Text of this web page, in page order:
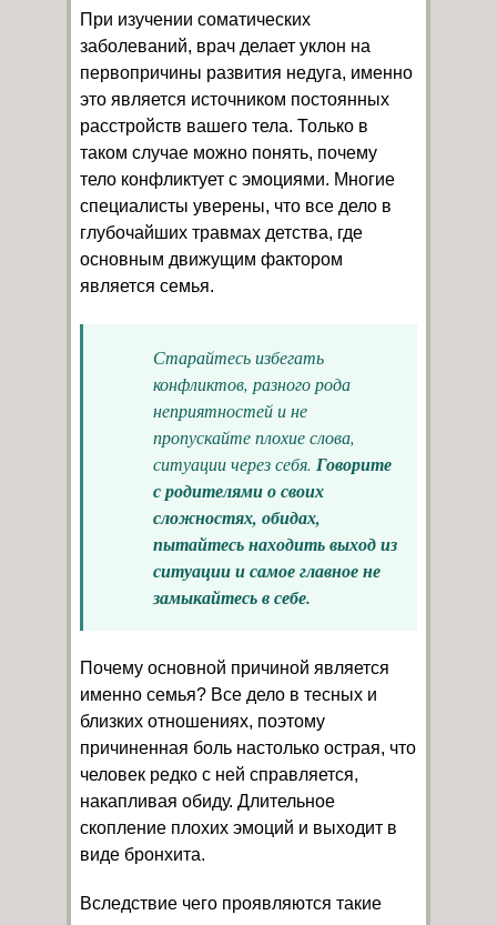
При изучении соматических
заболеваний, врач делает уклон на
первопричины развития недуга, именно
это является источником постоянных
расстройств вашего тела. Только в
таком случае можно понять, почему
тело конфликтует с эмоциями. Многие
специалисты уверены, что все дело в
глубочайших травмах детства, где
основным движущим фактором
является семья.
Старайтесь избегать
конфликтов, разного рода
неприятностей и не
пропускайте плохие слова,
ситуации через себя. Говорите
с родителями о своих
сложностях, обидах,
пытайтесь находить выход из
ситуации и самое главное не
замыкайтесь в себе.
Почему основной причиной является
именно семья? Все дело в тесных и
близких отношениях, поэтому
причиненная боль настолько острая, что
человек редко с ней справляется,
накапливая обиду. Длительное
скопление плохих эмоций и выходит в
виде бронхита.
Вследствие чего проявляются такие